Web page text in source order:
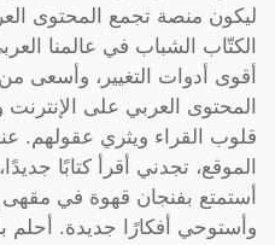
ليكون منصة تجمع المحتوى
الكتّاب الشباب في عالمنا
أقوى أدوات التغيير، وأسعى
المحتوى العربي على
قلوب القراء ويثري عقولهم.
الموقع، تجدني أقرأ كتابًا
أستمتع بفنجان قهوة في مقهى
وأستوحي أفكارًا جديدة. أحلم